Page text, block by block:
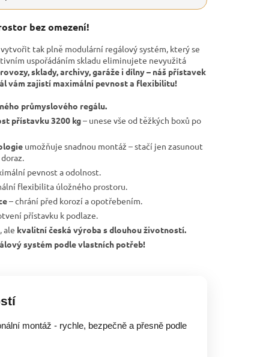
bez omezení!
tak plně modulární regálový systém, který se
uspořádáním skladu eliminujete nevyužitá
sklady, archivy, garáže i dílny – náš přístavek
vám zajistí maximální pevnost a flexibilitu!
průmyslového regálu.
přístavku 3200 kg– unese vše od těžkých boxů po
umožňuje snadnou montáž – stačí jen zasunout
pevnost a odolnost.
flexibilita úložného prostoru.
– chrání před korozí a opotřebením.
přístavku k podlaze.
ale kvalitní česká výroba s dlouhou životností.
systém podle vlastních potřeb!
montáž - rychle, bezpečně a přesně podle